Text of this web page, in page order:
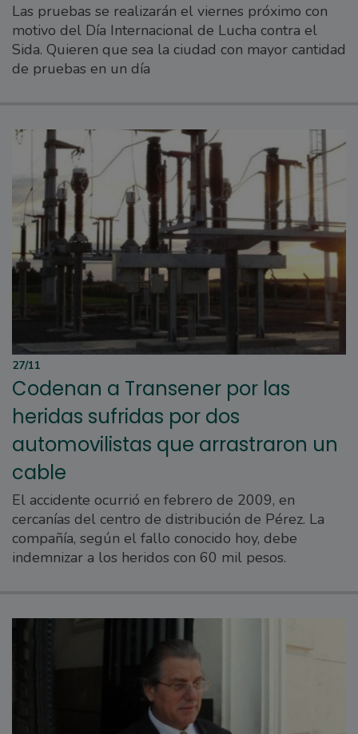
Las pruebas se realizarán el viernes próximo con
motivo del Día Internacional de Lucha contra el
Sida. Quieren que sea la ciudad con mayor cantidad
de pruebas en un día
27/11
Codenan a Transener por las
heridas sufridas por dos
automovilistas que arrastraron un
cable
El accidente ocurrió en febrero de 2009, en
cercanías del centro de distribución de Pérez. La
compañía, según el fallo conocido hoy, debe
indemnizar a los heridos con 60 mil pesos.